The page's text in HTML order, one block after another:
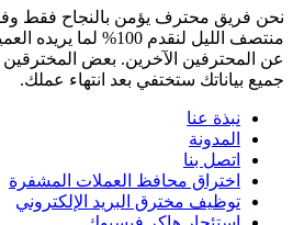
نحن فريق محترف يؤمن بالنجاح فقط
منتصف الليل لنقدم 100%
عن المحترفين الآخرين. بعض
جميع بياناتك ستختفي بعد انتهاء عملك.
نبذة عنا
المدونة
اتصل بنا
اختراق محافظ العملات المشفرة
توظيف مخترق البريد الإلكتروني